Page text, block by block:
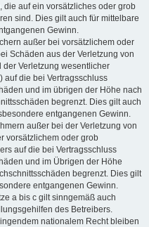
auf ein vorsätzliches oder grob
sind. Dies gilt auch für mittelbare
Gewinn.
außer bei vorsätzlichem oder
Schäden aus der Verletzung von
Verletzung wesentlicher
auf die bei Vertragsschluss
und im übrigen der Höhe nach
begrenzt. Dies gilt auch
entgangenen Gewinn.
außer bei der Verletzung von
vorsätzlichem oder grob
auf die bei Vertragsschluss
und im Übrigen der Höhe
begrenzt. Dies gilt
entgangenen Gewinn.
a bis c gilt sinngemäß auch
des Betreibers.
nationalem Recht bleiben